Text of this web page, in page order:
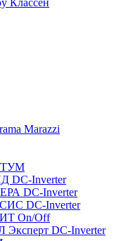
Классен
Marazzi
DC-Inverter
DC-Inverter
DC-Inverter
On/Off
DC-Inverter